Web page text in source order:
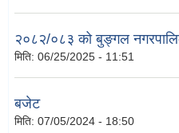
२०८२/०८३ को बुङ्गल
मिति: 06/25/2025 - 11:51
बजेट
मिति: 07/05/2024 - 18:50